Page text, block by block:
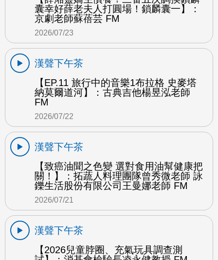
囊幸好薛老夫人打圓場！鎖麟囊一】：
京劇老師蘇蓓芸 FM
2026/07/23
漢聲下午茶
【EP.11 旅行中的音樂1布拉格 史麥塔
納莫爾道河】：古典吉他楊昱泓老師
FM
2026/07/22
漢聲下午茶
【致癌油聞之色變 選對食用油幫健康把
關！】：拓蔬人料理團隊曾秀微老師 詠
鑠生活股份有限公司王曼娜老師 FM
2026/07/21
漢聲下午茶
【2026兒童脖圈、充氣玩具調查測